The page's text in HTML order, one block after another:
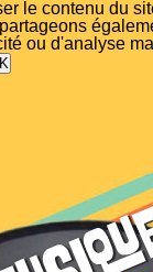
le contenu du
ou d'analyse